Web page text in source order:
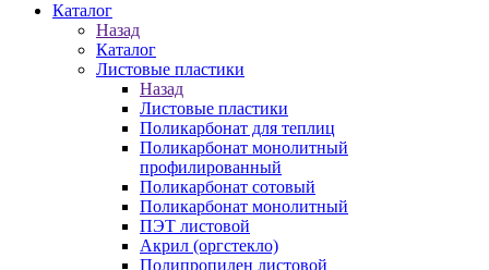
Каталог
Назад
Каталог
Листовые пластики
Назад
Листовые пластики
Поликарбонат для теплиц
Поликарбонат монолитный
профилированный
Поликарбонат сотовый
Поликарбонат монолитный
ПЭТ листовой
Акрил (оргстекло)
Полипропилен листовой